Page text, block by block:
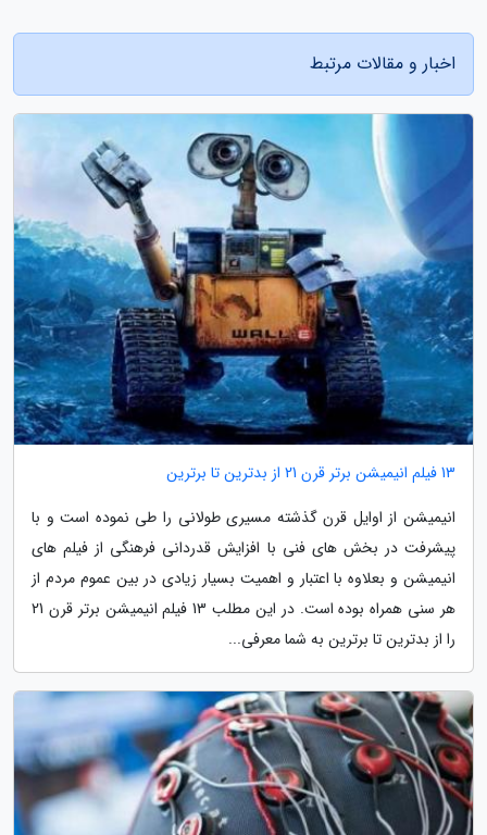
اخبار و مقالات مرتبط
13 فیلم انیمیشن برتر قرن 21 از بدترین تا برترین
انیمیشن از اوایل قرن گذشته مسیری طولانی را طی نموده است و با
پیشرفت در بخش های فنی با افزایش قدردانی فرهنگی از فیلم های
انیمیشن و بعلاوه با اعتبار و اهمیت بسیار زیادی در بین عموم مردم از
هر سنی همراه بوده است. در این مطلب 13 فیلم انیمیشن برتر قرن 21
را از بدترین تا برترین به شما معرفی...